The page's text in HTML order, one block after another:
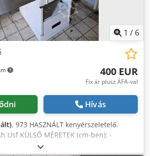
1 / 6
400 EUR
Fix ár plusz ÁFA-val
Hívás
, 973 HASZNÁLT kenyérszeletelő.
Usf KÜLSŐ MÉRETEK (cm-ben): -
116, - hossza 78. Fizetős